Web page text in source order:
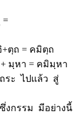
ถ = คมิตฺถ
า = คมิมฺหา
ระ ไปแล้ว สู่
งกรรม มีอย่างนี้